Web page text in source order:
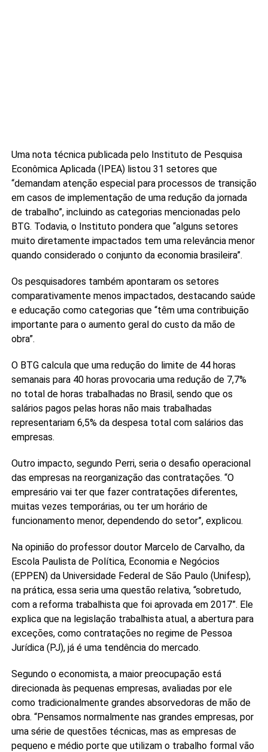
Uma nota técnica publicada pelo Instituto de Pesquisa
Econômica Aplicada (IPEA) listou 31 setores que
“demandam atenção especial para processos de transição
em casos de implementação de uma redução da jornada
de trabalho”, incluindo as categorias mencionadas pelo
BTG. Todavia, o Instituto pondera que “alguns setores
muito diretamente impactados tem uma relevância menor
quando considerado o conjunto da economia brasileira”.
Os pesquisadores também apontaram os setores
comparativamente menos impactados, destacando saúde
e educação como categorias que “têm uma contribuição
importante para o aumento geral do custo da mão de
obra”.
O BTG calcula que uma redução do limite de 44 horas
semanais para 40 horas provocaria uma redução de 7,7%
no total de horas trabalhadas no Brasil, sendo que os
salários pagos pelas horas não mais trabalhadas
representariam 6,5% da despesa total com salários das
empresas.
Outro impacto, segundo Perri, seria o desafio operacional
das empresas na reorganização das contratações. “O
empresário vai ter que fazer contratações diferentes,
muitas vezes temporárias, ou ter um horário de
funcionamento menor, dependendo do setor”, explicou.
Na opinião do professor doutor Marcelo de Carvalho, da
Escola Paulista de Política, Economia e Negócios
(EPPEN) da Universidade Federal de São Paulo (Unifesp),
na prática, essa seria uma questão relativa, “sobretudo,
com a reforma trabalhista que foi aprovada em 2017”. Ele
explica que na legislação trabalhista atual, a abertura para
exceções, como contratações no regime de Pessoa
Jurídica (PJ), já é uma tendência do mercado.
Segundo o economista, a maior preocupação está
direcionada às pequenas empresas, avaliadas por ele
como tradicionalmente grandes absorvedoras de mão de
obra. “Pensamos normalmente nas grandes empresas, por
uma série de questões técnicas, mas as empresas de
pequeno e médio porte que utilizam o trabalho formal vão